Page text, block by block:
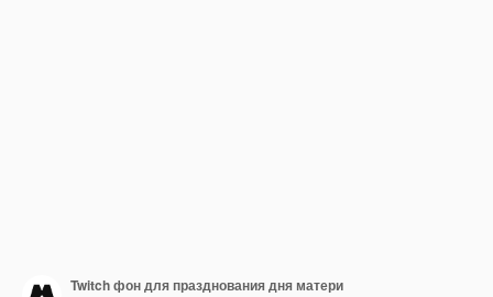
Twitch фон для празднования дня матери